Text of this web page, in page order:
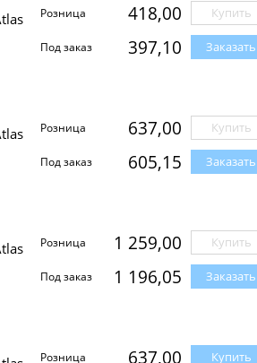
Розница 418,00 Купить
Под заказ 397,10 Заказать
Розница 637,00 Купить
Под заказ 605,15 Заказать
Розница 1 259,00 Купить
Под заказ 1 196,05 Заказать
Розница 637,00 Купить